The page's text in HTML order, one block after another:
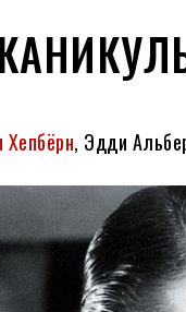
Хепбёрн, Эдди